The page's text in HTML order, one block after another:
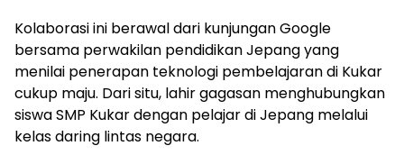
Kolaborasi ini berawal dari kunjungan Google
bersama perwakilan pendidikan Jepang yang
menilai penerapan teknologi pembelajaran di Kukar
cukup maju. Dari situ, lahir gagasan menghubungkan
siswa SMP Kukar dengan pelajar di Jepang melalui
kelas daring lintas negara.